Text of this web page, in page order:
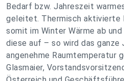
Bedarf bzw. Jahreszeit
geleitet. Thermisch aktivierte
somit im Winter Wärme ab
diese auf – so wird das ganze
angenehme Raumtemperatur
Glasmaier,